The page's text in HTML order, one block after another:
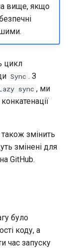
вище, якщо
цикл
Sync . З
sync , ми
змінить
змінені для
GitHub.
було
коду, а
час запуску